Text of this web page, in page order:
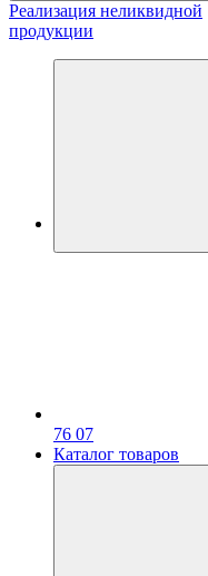
Реализация неликвидной
продукции
76 07
Каталог товаров